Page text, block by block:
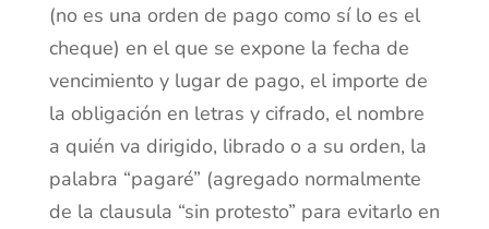
(no es una orden de pago como sí lo es el
cheque) en el que se expone la fecha de
vencimiento y lugar de pago, el importe de
la obligación en letras y cifrado, el nombre
a quién va dirigido, librado o a su orden, la
palabra “pagaré” (agregado normalmente
de la clausula “sin protesto” para evitarlo en